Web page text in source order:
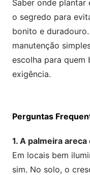
Saber onde
o segredo para
bonito e
manutenção
escolha para quem
exigência.
Perguntas
1. A palmeira
Em locais bem
sim. No solo, o